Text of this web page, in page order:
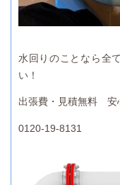
水回りのことなら全
い！
出張費・見積無料 安
0120-19-8131